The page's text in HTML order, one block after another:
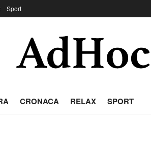
Sport
CRONACA RELAX SPORT